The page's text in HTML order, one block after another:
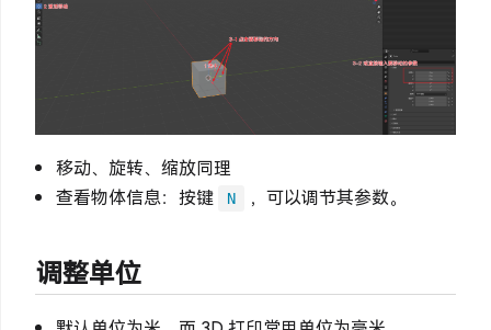
移动、旋转、缩放同理
查看物体信息：按键
N ，可以调节其参数。
调整单位